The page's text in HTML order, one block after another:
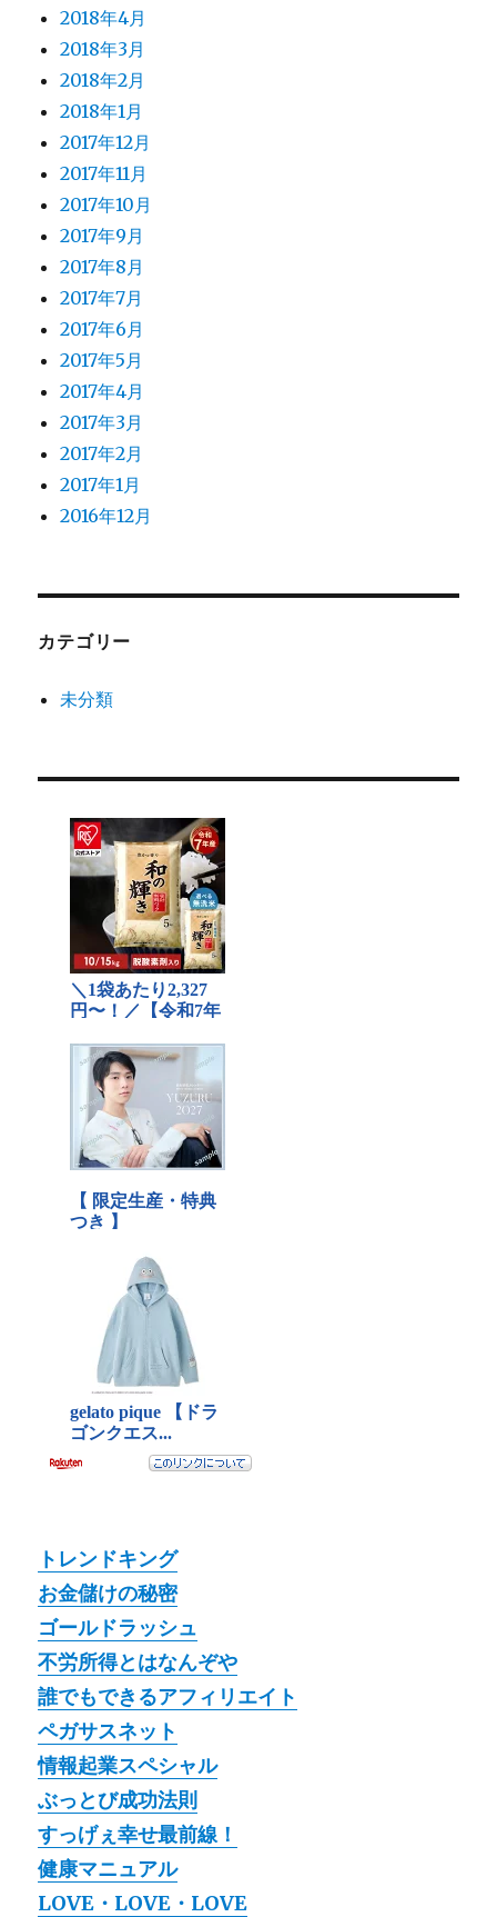
2018年4月
2018年3月
2018年2月
2018年1月
2017年12月
2017年11月
2017年10月
2017年9月
2017年8月
2017年7月
2017年6月
2017年5月
2017年4月
2017年3月
2017年2月
2017年1月
2016年12月
カテゴリー
未分類
トレンドキング
お金儲けの秘密
ゴールドラッシュ
不労所得とはなんぞや
誰でもできるアフィリエイト
ペガサスネット
情報起業スペシャル
ぶっとび成功法則
すっげぇ幸せ最前線！
健康マニュアル
LOVE・LOVE・LOVE